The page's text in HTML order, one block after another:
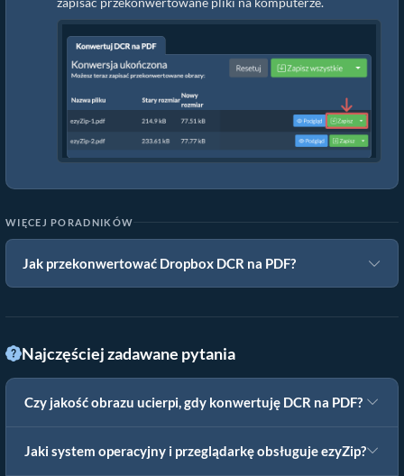
WIĘCEJ PORADNIKÓW
Jak przekonwertować Dropbox DCR na PDF?
Najczęściej zadawane pytania
Czy jakość obrazu ucierpi, gdy konwertuję DCR na PDF?
Jaki system operacyjny i przeglądarkę obsługuje ezyZip?